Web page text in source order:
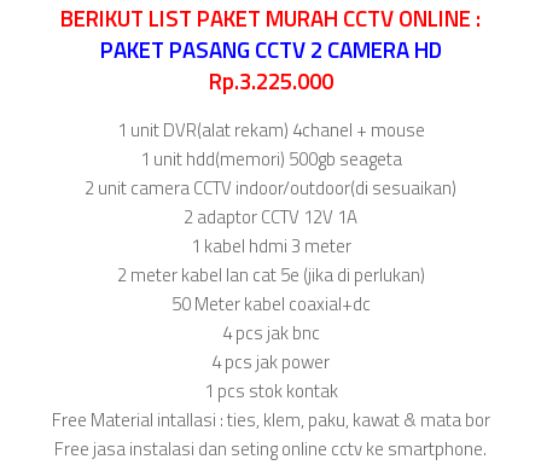
BERIKUT LIST PAKET MURAH CCTV ONLINE :
PAKET PASANG CCTV 2 CAMERA HD
Rp.3.225.000
1 unit DVR(alat rekam) 4chanel + mouse
1 unit hdd(memori) 500gb seageta
2 unit camera CCTV indoor/outdoor(di sesuaikan)
2 adaptor CCTV 12V 1A
1 kabel hdmi 3 meter
2 meter kabel lan cat 5e (jika di perlukan)
50 Meter kabel coaxial+dc
4 pcs jak bnc
4 pcs jak power
1 pcs stok kontak
Free Material intallasi : ties, klem, paku, kawat & mata bor
Free jasa instalasi dan seting online cctv ke smartphone.